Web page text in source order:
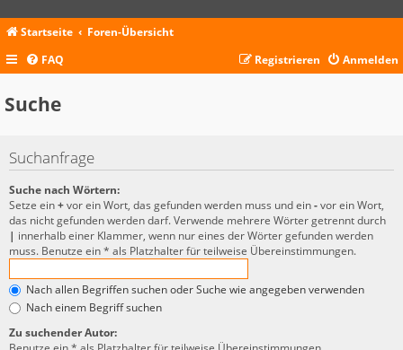
Startseite
Foren-Übersicht
FAQ
Anmelden
Registrieren
Suche
Suchanfrage
Suche nach Wörtern:
Setze ein+vor ein Wort, das gefunden werden muss und ein-vor ein Wort,
das nicht gefunden werden darf. Verwende mehrere Wörter getrennt durch
| innerhalb einer Klammer, wenn nur eines der Wörter gefunden werden
muss. Benutze ein * als Platzhalter für teilweise Übereinstimmungen.
Nach allen Begriffen suchen oder Suche wie angegeben verwenden
Nach einem Begriff suchen
Zu suchender Autor: